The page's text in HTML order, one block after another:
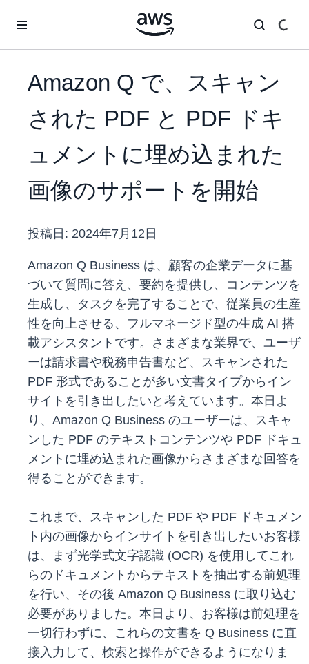
Amazon Q で、スキャン
された PDF と PDF ドキ
ュメントに埋め込まれた
画像のサポートを開始
投稿日: 2024年7月12日
Amazon Q Business は、顧客の企業データに基
づいて質問に答え、要約を提供し、コンテンツを
生成し、タスクを完了することで、従業員の生産
性を向上させる、フルマネージド型の生成 AI 搭
載アシスタントです。さまざまな業界で、ユーザ
ーは請求書や税務申告書など、スキャンされた
PDF 形式であることが多い文書タイプからイン
サイトを引き出したいと考えています。本日よ
り、Amazon Q Business のユーザーは、スキャ
ンした PDF のテキストコンテンツや PDF ドキュ
メントに埋め込まれた画像からさまざまな回答を
得ることができます。
これまで、スキャンした PDF や PDF ドキュメン
ト内の画像からインサイトを引き出したいお客様
は、まず光学式文字認識 (OCR) を使用してこれ
らのドキュメントからテキストを抽出する前処理
を行い、その後 Amazon Q Business に取り込む
必要がありました。本日より、お客様は前処理を
一切行わずに、これらの文書を Q Business に直
接入力して、検索と操作ができるようになりま